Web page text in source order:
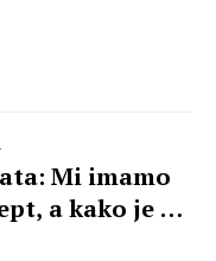
Mi imamo
a kako je vi